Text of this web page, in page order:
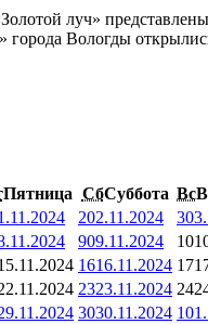
Вологды
Пятница СбСуббота Вс
202.11.2024 3
909.11.2024 10
1616.11.2024 17
2323.11.2024 24
3030.11.2024 1